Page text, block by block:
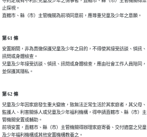
止探視。
直轄市、縣（市）主管機關為前項同意前，應尊重兒童及少年之意願。
第 61 條
安置期間，非為貫徹保護兒童及少年之目的，不得使其接受訪談、偵訊、
訊問或身體檢查。
兒童及少年接受訪談、偵訊、訊問或身體檢查，應由社會工作人員陪同，
並保護其隱私。
第 62 條
兒童及少年因家庭發生重大變故，致無法正常生活於其家庭者，其父母、
監護人、利害關係人或兒童及少年福利機構，得申請直轄市、縣（市）主
管機關安置或輔助。
前項安置，直轄市、縣（市）主管機關得辦理家庭寄養、交付適當之兒童
及少年福利機構或其他安置機構教養之。